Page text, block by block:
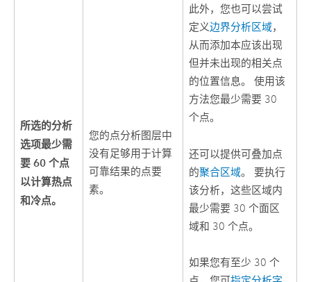
所选的分析
选项最少需
要 60 个点
以计算热点
和冷点。
您的点分析图层中
没有足够用于计算
可靠结果的点要
素。
此外，您也可以尝试
定义边界分析区域，
从而添加本应该出现
但并未出现的相关点
的位置信息。 使用该
方法您最少需要 30
个点。
还可以提供可叠加点
的聚合区域。 要执行
该分析，这些区域内
最少需要 30 个面区
域和 30 个点。
如果您有至少 30 个